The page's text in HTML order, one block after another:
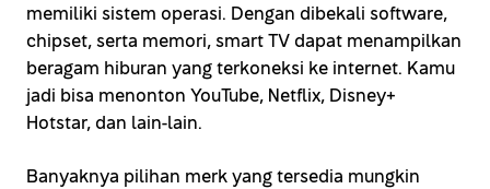
memiliki sistem operasi. Dengan dibekali software,
chipset, serta memori, smart TV dapat menampilkan
beragam hiburan yang terkoneksi ke internet. Kamu
jadi bisa menonton YouTube, Netflix, Disney+
Hotstar, dan lain-lain.
Banyaknya pilihan merk yang tersedia mungkin